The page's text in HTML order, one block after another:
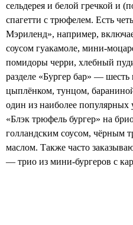
сельдерея и белой гречкой и
спагетти с трюфелем. Есть
Мэриленд», например,
соусом гуакамоле, мини-
помидоры черри, хлебный
разделе «Бургер бар» — шесть
цыплёнком, тунцом,
один из наиболее
«Блэк трюфель бургер» на
голландским соусом, чёрным
маслом. Также часто
— трио из мини-бургеров с